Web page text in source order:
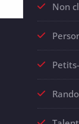
Non